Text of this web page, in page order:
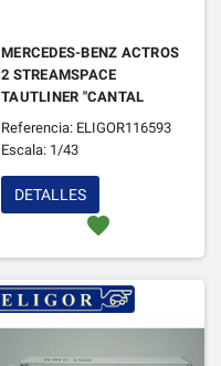
MERCEDES-BENZ ACTROS
2 STREAMSPACE
TAUTLINER "CANTAL
FRET"
Referencia: ELIGOR116593
Escala: 1/43
favorite
DETALLES